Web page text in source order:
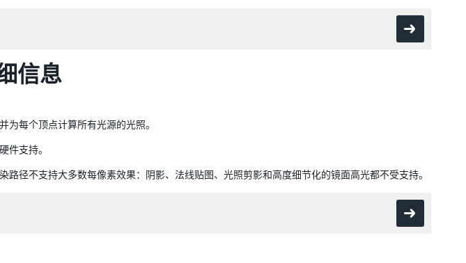
信息
为每个顶点计算所有光源的光照。
件支持。
路径不支持大多数每像素效果：阴影、法线贴图、光照剪影和高度细节化的镜面高光都不受支持。